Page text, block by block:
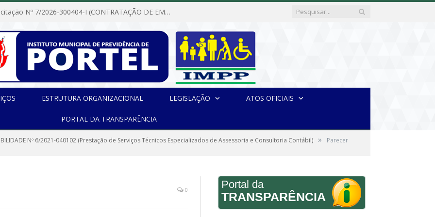
Dispensa de Licitação Nº 7/2026-300404-I (CONTRATAÇÃO DE EMPRESA PARA MANUTENÇÃO E REPARAÇÃO DE APARELHOS DE AR CONDICIONADO, EM ATENDIMENTO ÀS NECESSIDADES DO INSTITUTO DE PREVIDÊNCIA MUNICIPAL DE PORTEL/PA)
ESTRUTURA ORGANIZACIONAL LEGISLAÇÃO ATOS OFICIAIS
PORTAL DA TRANSPARÊNCIA
Nº 6/2021-040102 (Prestação de Serviços Técnicos Especializados de Assessoria e Consultoria Contábil) » Parecer
0 Portal da
TRANSPARÊNCIA